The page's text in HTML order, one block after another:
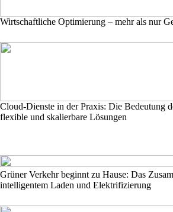
Wirtschaftliche Optimierung – mehr als nur
Cloud-Dienste in der Praxis: Die Bedeutung
flexible und skalierbare Lösungen
Grüner Verkehr beginnt zu Hause: Das
intelligentem Laden und Elektrifizierung